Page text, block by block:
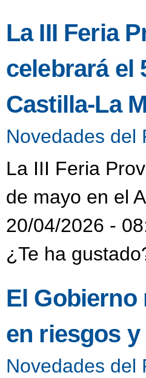
La III Feria
celebrará el
Castilla-La
Novedades del
La III Feria
de mayo en el
20/04/2026 -
¿Te ha
El Gobierno
en riesgos
Novedades del